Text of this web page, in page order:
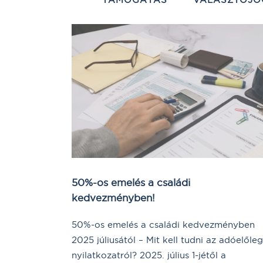
50%-os emelés a családi
kedvezményben!
50%-os emelés a családi kedvezményben
2025 júliusától – Mit kell tudni az
nyilatkozatról? 2025. július 1-jétől a